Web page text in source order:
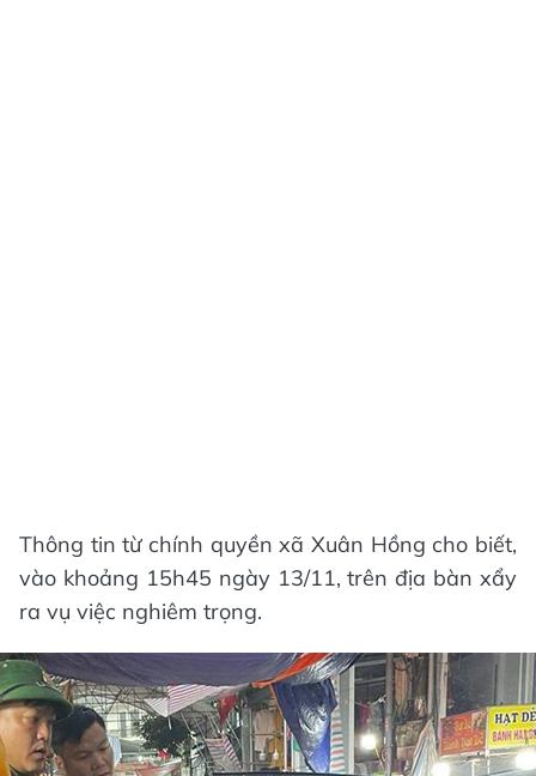
Thông tin từ chính quyền xã Xuân Hồng cho biết,
vào khoảng 15h45 ngày 13/11, trên địa bàn xẩy
ra vụ việc nghiêm trọng.